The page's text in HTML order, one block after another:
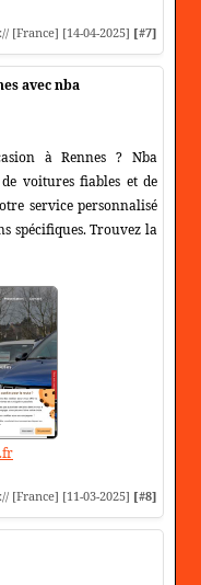
:// [France] [14-04-2025] [#7]
avec nba
à Rennes ? Nba
voitures fiables et de
service personnalisé
spécifiques. Trouvez la
:// [France] [11-03-2025] [#8]